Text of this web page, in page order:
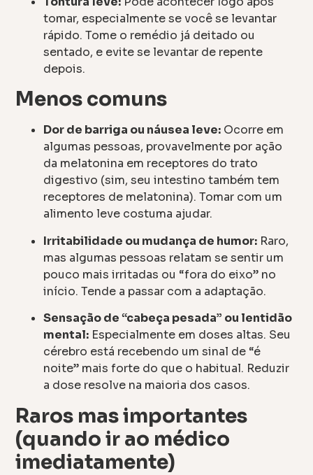
tomar, especialmente se você se levantar
rápido. Tome o remédio já deitado ou
sentado, e evite se levantar de repente
depois.
Menos comuns
Dor de barriga ou náusea leve: Ocorre em
algumas pessoas, provavelmente por ação
da melatonina em receptores do trato
digestivo (sim, seu intestino também tem
receptores de melatonina). Tomar com um
alimento leve costuma ajudar.
Irritabilidade ou mudança de humor: Raro,
mas algumas pessoas relatam se sentir um
pouco mais irritadas ou “fora do eixo” no
início. Tende a passar com a adaptação.
Sensação de “cabeça pesada” ou lentidão
mental: Especialmente em doses altas. Seu
cérebro está recebendo um sinal de “é
noite” mais forte do que o habitual. Reduzir
a dose resolve na maioria dos casos.
Raros mas importantes
(quando ir ao médico
imediatamente)